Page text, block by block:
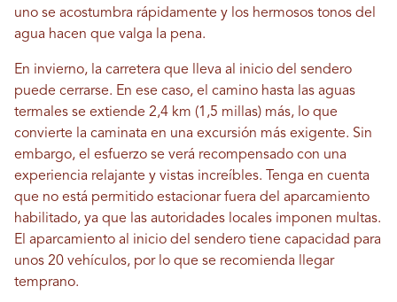
uno se acostumbra rápidamente y los hermosos tonos del
agua hacen que valga la pena.
En invierno, la carretera que lleva al inicio del sendero
puede cerrarse. En ese caso, el camino hasta las aguas
termales se extiende 2,4 km (1,5 millas) más, lo que
convierte la caminata en una excursión más exigente. Sin
embargo, el esfuerzo se verá recompensado con una
experiencia relajante y vistas increíbles. Tenga en cuenta
que no está permitido estacionar fuera del aparcamiento
habilitado, ya que las autoridades locales imponen multas.
El aparcamiento al inicio del sendero tiene capacidad para
unos 20 vehículos, por lo que se recomienda llegar
temprano.